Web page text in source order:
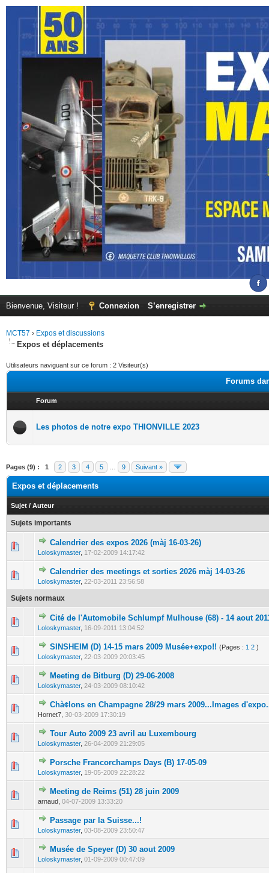
Bienvenue, Visiteur ! Connexion S’enregistrer
MCT57 › Expos et discussions
Expos et déplacements
Utilisateurs naviguant sur ce forum : 2 Visiteur(s)
Forums
Forum
Les photos de notre expo THIONVILLE 2023
Pages (9) : 1 2 3 4 5 9 Suivant »
Expos et déplacements
Sujet / Auteur
Sujets importants
Calendrier des expos 2026 (màj 16-03-26)
Loloskymaster, 17-02-2009 14:17:42
0 Votes - 0 sur 5 en moyenne
1 2345
Calendrier des meetings et sorties 2026 màj 14-03-26
Loloskymaster, 22-03-2011 23:56:58
0 Votes - 0 sur 5 en moyenne
1234 5
Sujets normaux
Cité de l'Automobile Schlumpf Mulhouse (68) - 14 aout
Loloskymaster, 16-09-2011 13:04:52
0 Votes - 0 sur 5 en moyenne
12345
SINSHEIM (D) 14-15 mars 2009 Musée+expo!! (Pages : 1 2 )
Loloskymaster, 22-03-2009 20:03:45
0 Votes - 0 sur 5 en moyenne
12345
Meeting de Bitburg (D) 29-06-2008
Loloskymaster, 24-03-2009 08:10:42
0 Votes - 0 sur 5 en moyenne
12 345
Chà¢lons en Champagne 28/29 mars 2009...Images
Hornet7, 30-03-2009 17:30:19
0 Votes - 0 sur 5 en moyenne
1234 5
Tour Auto 2009 23 avril au Luxembourg
Loloskymaster, 26-04-2009 21:29:05
0 Votes - 0 sur 5 en moyenne
12345
Porsche Francorchamps Days (B) 17-05-09
Loloskymaster, 19-05-2009 22:28:22
0 Votes - 0 sur 5 en moyenne
1234 5
Meeting de Reims (51) 28 juin 2009
arnaud, 04-07-2009 13:33:20
0 Votes - 0 sur 5 en moyenne
12 34 5
Passage par la Suisse...!
Loloskymaster, 03-08-2009 23:50:47
0 Votes - 0 sur 5 en moyenne
1234
Musée de Speyer (D) 30 aout 2009
Loloskymaster, 01-09-2009 00:47:09
0 Votes - 0 sur 5 en moyenne
1 23 45